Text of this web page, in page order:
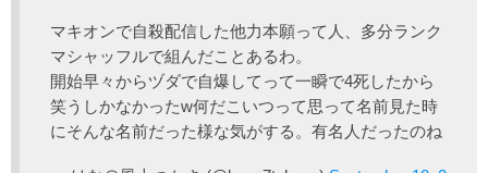
マキオンで自殺配信した他力本願って人、多分ランク
マシャッフルで組んだことあるわ。
開始早々からヅダで自爆してって一瞬で4死したから
笑うしかなかったw何だこいつって思って名前見た時
にそんな名前だった様な気がする。有名人だったのね